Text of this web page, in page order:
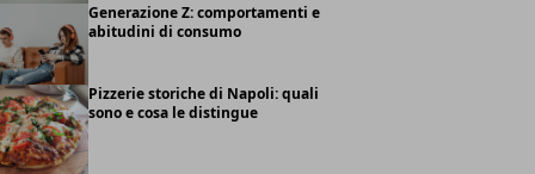
Generazione Z: comportamenti e
abitudini di consumo
Pizzerie storiche di Napoli: quali
sono e cosa le distingue